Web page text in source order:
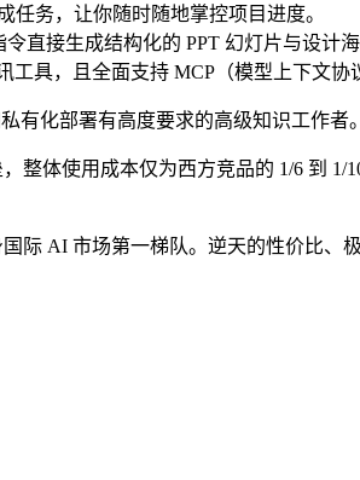
务，让你随时随地掌控项目进度。
直接生成结构化的 PPT 幻灯片与设计海
具，且全面支持 MCP（模型上下文协
有化部署有高度要求的高级知识工作者。
整体使用成本仅为西方竞品的 1/6 到
际 AI 市场第一梯队。逆天的性价比